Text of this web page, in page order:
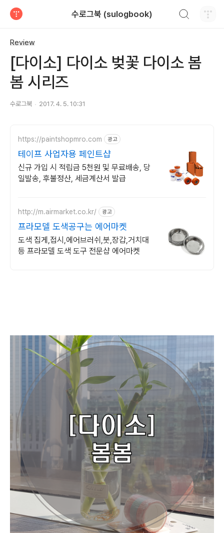
수로그북 (sulogbook)
Review
[다이소] 다이소 벚꽃 다이소 봄
봄 시리즈
수로그북 2017. 4. 5. 10:31
https://paintshopmro.com 광고
테이프 사업자용 페인트샵
신규 가입 시 적립금 5천원 및 무료배송, 당
일발송, 후불정산, 세금계산서 발급
http://m.airmarket.co.kr/ 광고
프라모델 도색공구는 에어마켓
도색 집게,접시,에어브러쉬,붓,장갑,거치대
등 프라모델 도색 도구 전문샵 에어마켓